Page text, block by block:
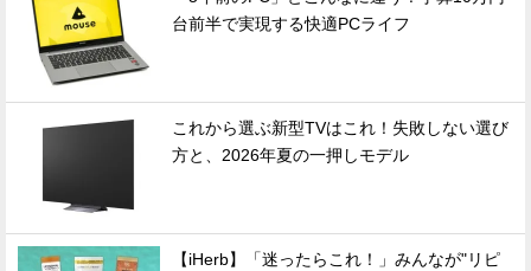
台前半で実現する快適PCライフ
これから選ぶ新型TVはこれ！失敗しない選び
方と、2026年夏の一押しモデル
【iHerb】「迷ったらこれ！」みんなが"リピ